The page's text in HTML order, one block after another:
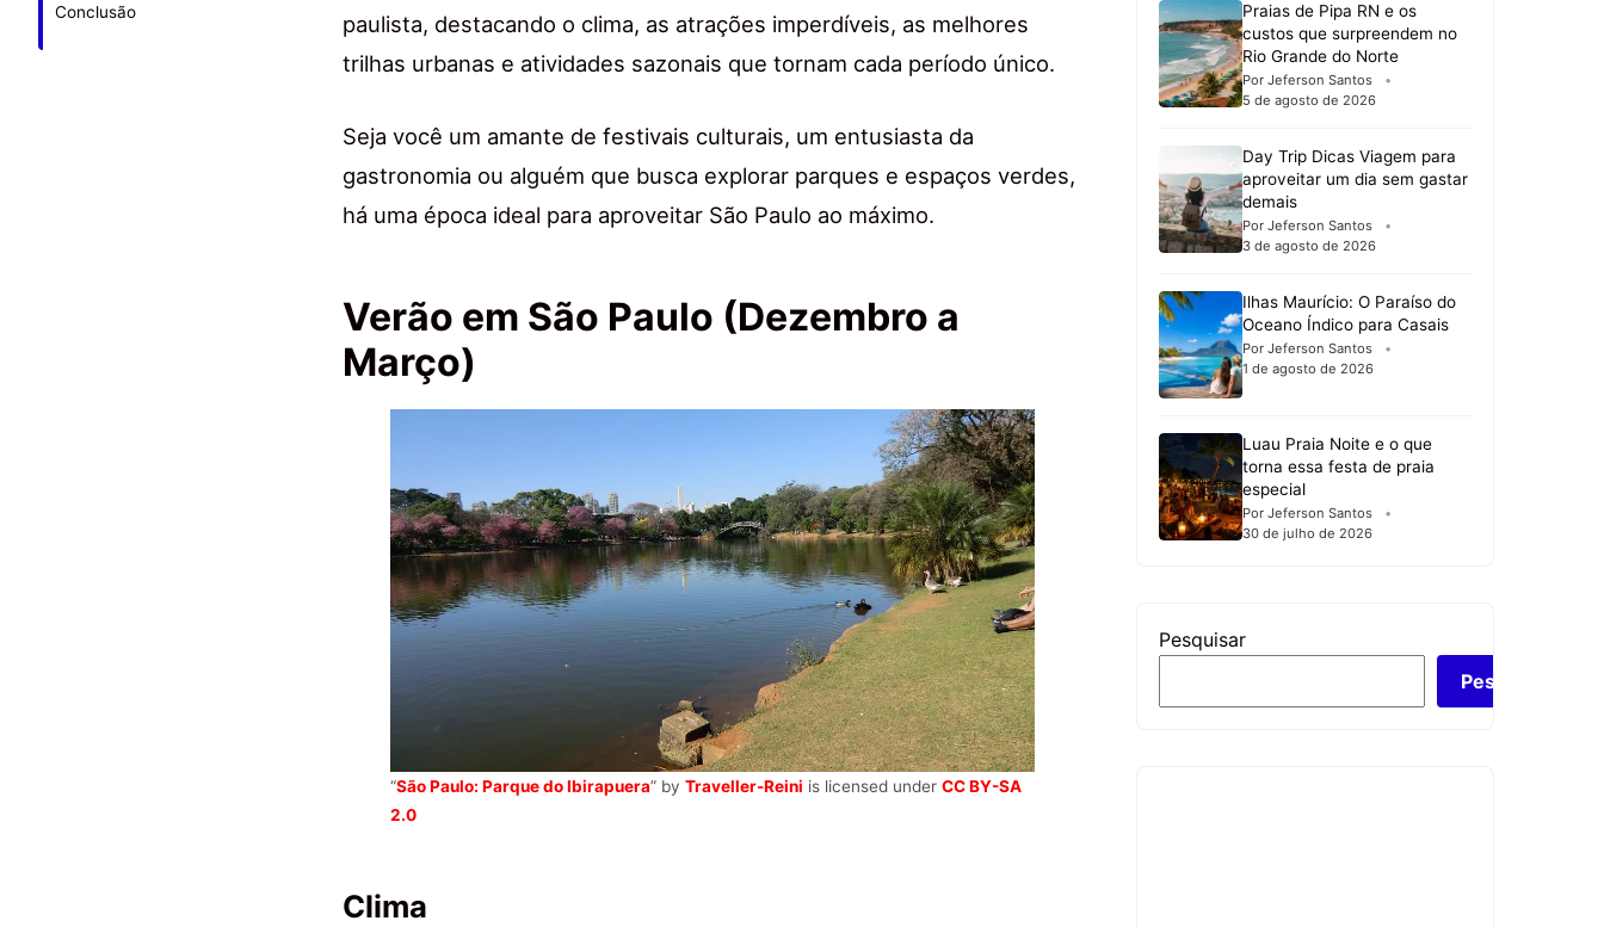
Conclusão
paulista, destacando o clima, as atrações imperdíveis, as melhores
trilhas urbanas e atividades sazonais que tornam cada período único.
Seja você um amante de festivais culturais, um entusiasta da
gastronomia ou alguém que busca explorar parques e espaços verdes,
há uma época ideal para aproveitar São Paulo ao máximo.
Verão em São Paulo (Dezembro a
Março)
“São Paulo: Parque do Ibirapuera” by Traveller-Reini is licensed under CC BY-SA
2.0
Clima
Praias de Pipa RN e os
custos que surpreendem no
Rio Grande do Norte
Por Jeferson Santos
5 de agosto de 2026
Day Trip Dicas Viagem para
aproveitar um dia sem gastar
demais
Por Jeferson Santos
3 de agosto de 2026
Ilhas Maurício: O Paraíso do
Oceano Índico para Casais
Por Jeferson Santos
1 de agosto de 2026
Luau Praia Noite e o que
torna essa festa de praia
especial
Por Jeferson Santos
30 de julho de 2026
Pesquisar
Pesquisar